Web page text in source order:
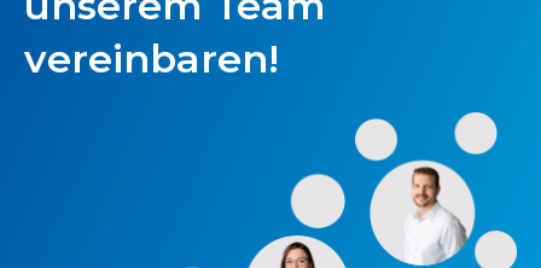
vereinbaren!